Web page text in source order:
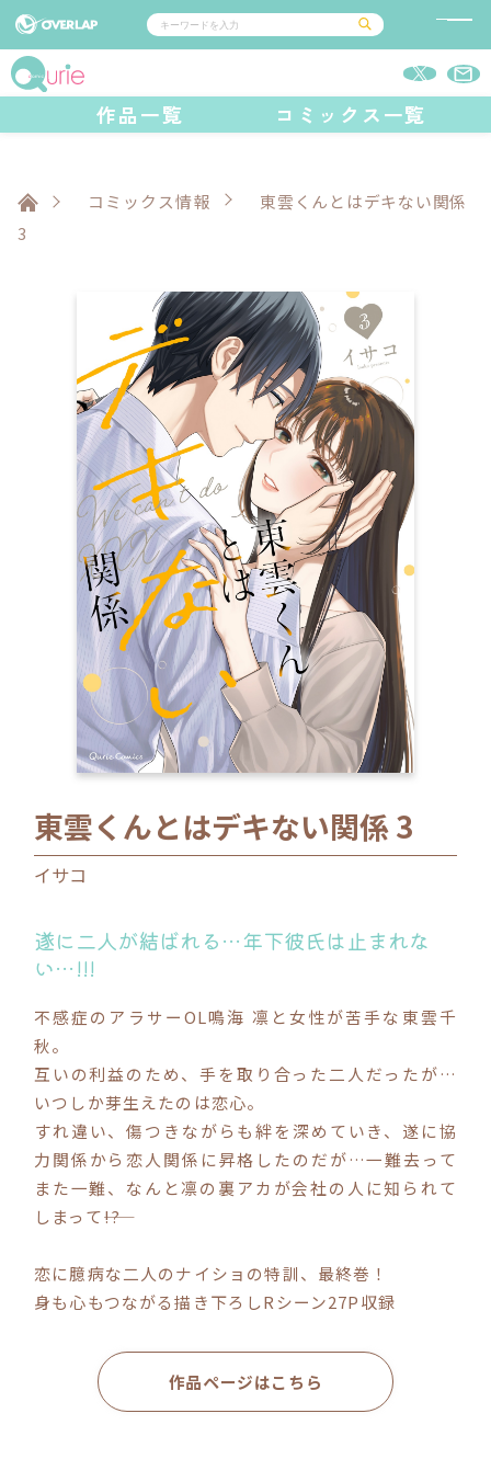
コミック
コミックガルド
コミッククリエ
LiQulle
ライトノベル
文庫
ノベルス
ノベルスf
ゲーム
企業
オーバーラップノベルス
オーバーラップノベルスf
ロサージュノベルス
コミックガルド
コミッククリエ
リキューレ
コミックパルフェ
閉じる
作品一覧 コミックス一覧
コミックス情報
東雲くんとはデキない関係
3
東雲くんとはデキない関係 3
イサコ
遂に二人が結ばれる…年下彼氏は止まれな
い…!!!
不感症のアラサーOL鳴海 凛と女性が苦手な東雲千
秋。
互いの利益のため、手を取り合った二人だったが…
いつしか芽生えたのは恋心。
すれ違い、傷つきながらも絆を深めていき、遂に協
力関係から恋人関係に昇格したのだが…一難去って
また一難、なんと凛の裏アカが会社の人に知られて
しまって――!?
恋に臆病な二人のナイショの特訓、最終巻！
身も心もつながる描き下ろしRシーン27P収録
作品ページはこちら